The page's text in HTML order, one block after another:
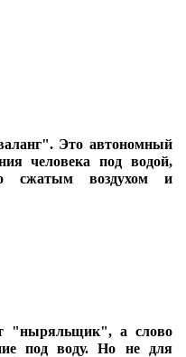
Это автономный
человека под водой,
сжатым воздухом и
"ныряльщик", а слово
под воду. Но не для